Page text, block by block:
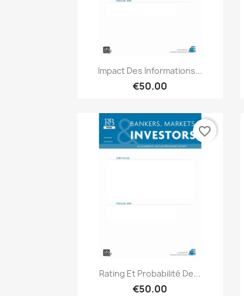
Quick view
Impact Des Informations...
€50.00
Quick view
Rating Et Probabilité De...
€50.00
favorite_border